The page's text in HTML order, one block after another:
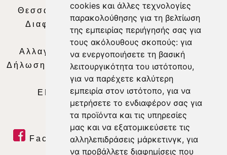
cookies και άλλες τεχνολογίες
παρακολούθησης για τη βελτίωση
της εμπειρίας περιήγησής σας για
τους ακόλουθους σκοπούς: για
να ενεργοποιήσετε τη βασική
λειτουργικότητα του ιστότοπου,
για να παρέχετε καλύτερη
εμπειρία στον ιστότοπο, για να
μετρήσετε το ενδιαφέρον σας για
τα προϊόντα και τις υπηρεσίες
μας και να εξατομικεύσετε τις
αλληλεπιδράσεις μάρκετινγκ, για
να προβάλλετε διαφημίσεις που
Θεσσαλία Τηλεόραση|SNG Services
Διαφήμιση | Όροι Χρήσης |Δήλωση
Απορρήτου |
Περιεχόμενο
Αλλαγή Προτιμήσεων για τα Cookies
Δήλωση συμμόρφωσης με τη σύσταση (ΕΕ)
2018/334|Ταυτότητα
ΕΝΗΜΕΡΩΣΗ |WEB TV| LIVE
Facebook| Twitter | Youtube